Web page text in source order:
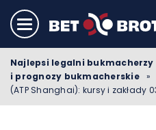
Najlepsi legalni bukmacherzy
i prognozy bukmacherskie
»
(ATP Shanghai): kursy i zakłady